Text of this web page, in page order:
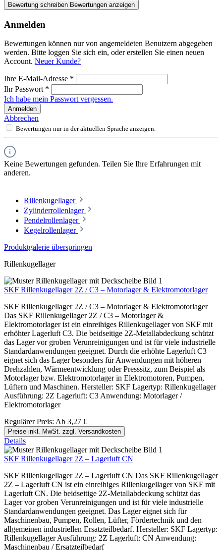
Bewertung schreiben Bewertungen anzeigen
Anmelden
Bewertungen können nur von angemeldeten Benutzern abgegeben
werden. Bitte loggen Sie sich ein, oder erstellen Sie einen neuen
Account. Neuer Kunde?
Ihre E-Mail-Adresse *
Ihr Passwort *
Ich habe mein Passwort vergessen.
Anmelden
Abbrechen
Bewertungen nur in der aktuellen Sprache anzeigen.
Keine Bewertungen gefunden. Teilen Sie Ihre Erfahrungen mit
anderen.
Rillenkugellager
Zylinderrollenlager
Pendelrollenlager
Kegelrollenlager
Produktgalerie überspringen
Rillenkugellager
SKF Rillenkugellager 2Z / C3 – Motorlager & Elektromotorlager
SKF Rillenkugellager 2Z / C3 – Motorlager & Elektromotorlager
Das SKF Rillenkugellager 2Z / C3 – Motorlager &
Elektromotorlager ist ein einreihiges Rillenkugellager von SKF mit
erhöhter Lagerluft C3. Die beidseitige 2Z-Metallabdeckung schützt
das Lager vor groben Verunreinigungen und ist für viele industrielle
Standardanwendungen geeignet. Durch die erhöhte Lagerluft C3
eignet sich das Lager besonders für Anwendungen mit höheren
Drehzahlen, Wärmeentwicklung oder Presssitz, zum Beispiel als
Motorlager bzw. Elektromotorlager in Elektromotoren, Pumpen,
Lüftern und Maschinen. Hersteller: SKF Lagertyp: Rillenkugellager
Ausführung: 2Z Lagerluft: C3 Anwendung: Motorlager /
Elektromotorlager
Regulärer Preis: Ab 3,27 €
Preise inkl. MwSt. zzgl. Versandkosten
Details
SKF Rillenkugellager 2Z – Lagerluft CN
SKF Rillenkugellager 2Z – Lagerluft CN Das SKF Rillenkugellager
2Z – Lagerluft CN ist ein einreihiges Rillenkugellager von SKF mit
Lagerluft CN. Die beidseitige 2Z-Metallabdeckung schützt das
Lager vor groben Verunreinigungen und ist für viele industrielle
Standardanwendungen geeignet. Das Lager eignet sich für
Maschinenbau, Pumpen, Rollen, Lüfter, Fördertechnik und den
allgemeinen industriellen Ersatzteilbedarf. Hersteller: SKF Lagertyp:
Rillenkugellager Ausführung: 2Z Lagerluft: CN Anwendung:
Maschinenbau / Ersatzteilbedarf